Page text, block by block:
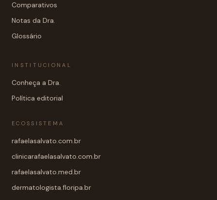
Comparativos
Notas da Dra.
Glossário
INSTITUCIONAL
Conheça a Dra.
Política editorial
ECOSSISTEMA
rafaelasalvato.com.br
clinicarafaelasalvato.com.br
rafaelasalvato.med.br
dermatologista.floripa.br